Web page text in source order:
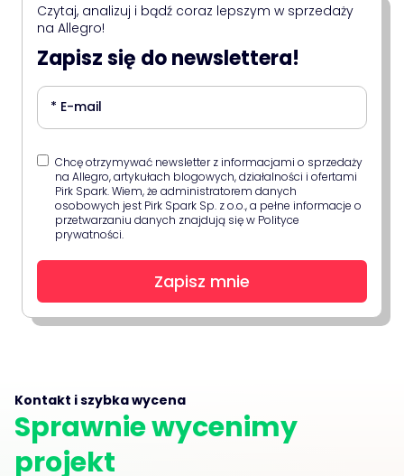
Czytaj, analizuj i bądź coraz lepszym w sprzedaży
na Allegro!
Zapisz się do newslettera!
Chcę otrzymywać newsletter z informacjami o sprzedaży
na Allegro, artykułach blogowych, działalności i ofertami
Pirk Spark. Wiem, że administratorem danych
osobowych jest Pirk Spark Sp. z o.o., a pełne informacje o
przetwarzaniu danych znajdują się w Polityce
prywatności.
Zapisz mnie
Kontakt i szybka wycena
Sprawnie wycenimy
projekt